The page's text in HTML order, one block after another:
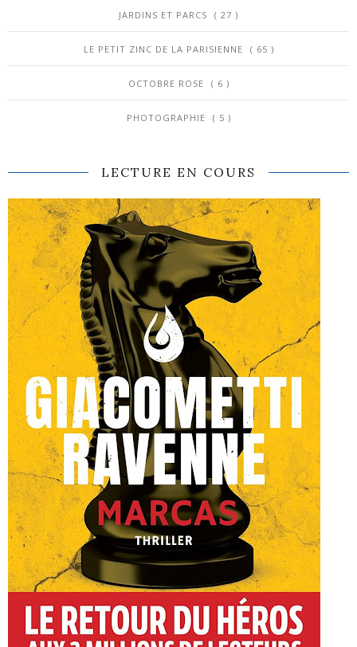
JARDINS ET PARCS ( 27 )
LE PETIT ZINC DE LA PARISIENNE ( 65 )
OCTOBRE ROSE ( 6 )
PHOTOGRAPHIE ( 5 )
LECTURE EN COURS